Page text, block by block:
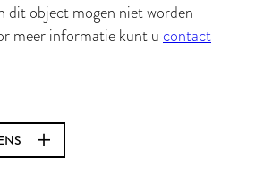
dit object mogen niet worden
meer informatie kunt u contact